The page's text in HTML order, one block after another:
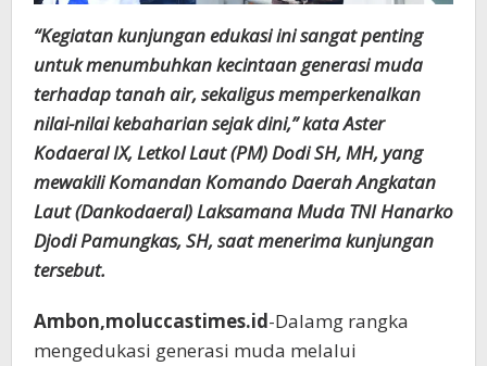
“Kegiatan kunjungan edukasi ini sangat penting
untuk menumbuhkan kecintaan generasi muda
terhadap tanah air, sekaligus memperkenalkan
nilai-nilai kebaharian sejak dini,” kata Aster
Kodaeral IX, Letkol Laut (PM) Dodi SH, MH, yang
mewakili Komandan Komando Daerah Angkatan
Laut (Dankodaeral) Laksamana Muda TNI Hanarko
Djodi Pamungkas, SH, saat menerima kunjungan
tersebut.
Ambon,moluccastimes.id-Dalamg rangka
mengedukasi generasi muda melalui